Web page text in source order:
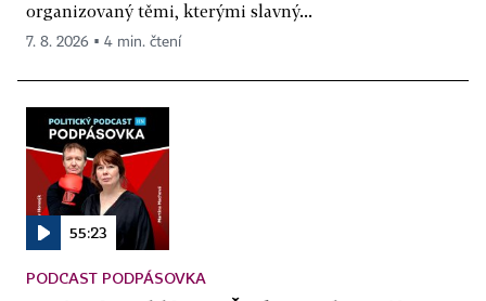
organizovaný těmi, kterými slavný...
7. 8. 2026 ▪ 4 min. čtení
55:23
PODCAST PODPÁSOVKA